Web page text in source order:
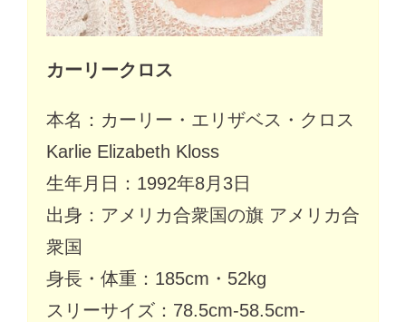
カーリークロス
本名：カーリー・エリザベス・クロス
Karlie Elizabeth Kloss
生年月日：1992年8月3日
出身：アメリカ合衆国の旗 アメリカ合
衆国
身長・体重：185cm・52kg
スリーサイズ：78.5cm-58.5cm-